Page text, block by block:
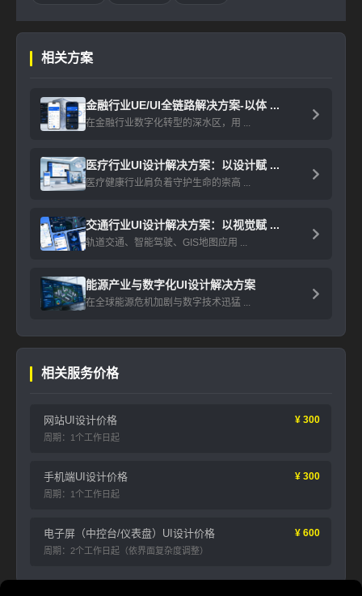
相关方案
金融行业UE/UI全链路解决方案-以体 ...
在金融行业数字化转型的深水区，用 ...
医疗行业UI设计解决方案：以设计赋 ...
医疗健康行业肩负着守护生命的崇高 ...
交通行业UI设计解决方案：以视觉赋 ...
轨道交通、智能驾驶、GIS地图应用 ...
能源产业与数字化UI设计解决方案
在全球能源危机加剧与数字技术迅猛 ...
相关服务价格
网站UI设计价格 ¥ 300
周期：1个工作日起
手机端UI设计价格 ¥ 300
周期：1个工作日起
电子屏（中控台/仪表盘）UI设计价格 ¥ 600
周期：2个工作日起（依界面复杂度调整）